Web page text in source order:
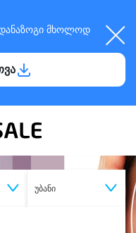
მხოლოდ
უბანი